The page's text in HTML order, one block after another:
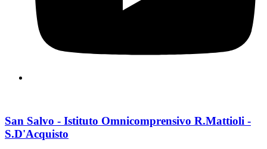
San Salvo - Istituto Omnicomprensivo R.Mattioli -
S.D'Acquisto